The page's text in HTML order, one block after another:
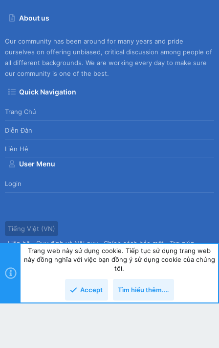
About us
Our community has been around for many years and pride
ourselves on offering unbiased, critical discussion among people of
all different backgrounds. We are working every day to make sure
our community is one of the best.
Quick Navigation
Trang Chủ
Diễn Đàn
Liên Hệ
User Menu
Login
Tiếng Việt (VN)
Liên hệ
Quy định và Nội quy Chính sách bảo mật
Trợ giúp
Trang chủ
R
copyright by Tin học Thế hệ mới
Trang web này sử dụng cookie. Tiếp tục sử dụng trang web
này đồng nghĩa với việc bạn đồng ý sử dụng cookie của chúng
tôi.
Accept Tìm hiểu thêm.…